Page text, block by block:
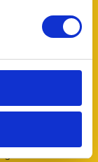
leverantörer
genom
och företag.